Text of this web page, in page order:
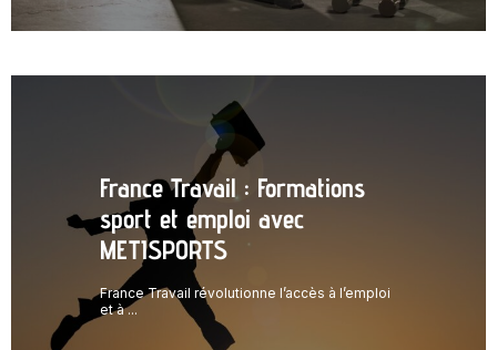
France Travail : Formations
sport et emploi avec
METISPORTS
France Travail révolutionne l’accès à l’emploi
et à ...